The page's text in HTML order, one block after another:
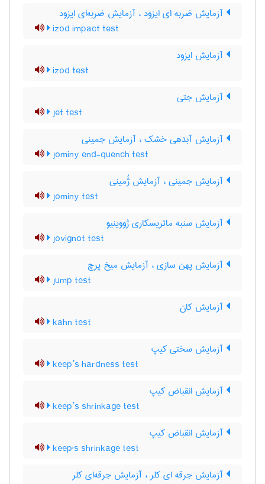
آزمایش ضربه ای ایزود ، آزمایش ضربه‌ای ایزود
izod impact test
آزمایش ایزود
izod test
آزمایش جتی
jet test
آزمایش آبدهی خشک ، آزمایش جمینی
jominy end-quench test
آزمایش جمینی ، آزمایش ژُمینی
jominy test
آزمایش سنبه ماتریسکاری ژووینیو
jovignot test
آزمایش پهن سازی ، آزمایش میخ پرچ
jump test
آزمایش کان
kahn test
آزمایش سختی کیپ
keep’s hardness test
آزمایش انقباض کیپ
keep’s shrinkage test
آزمایش انقباض کیپ
keep's shrinkage test
آزمایش جرقه ای کلر ، آزمایش جرقه‌ای کلر